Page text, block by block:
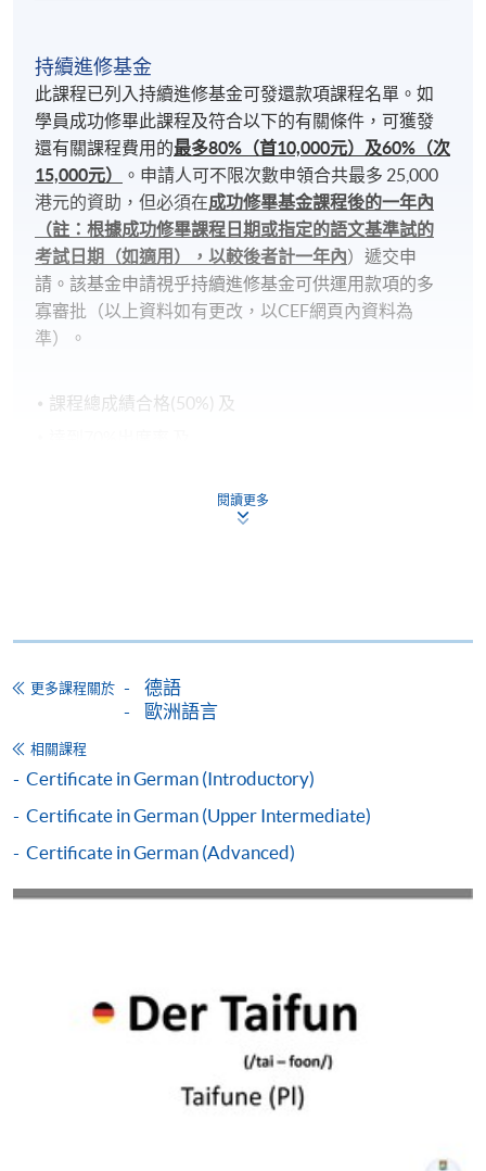
持續進修基金
此課程已列入持續進修基金可發還款項課程名單。如
學員成功修畢此課程及符合以下的有關條件，可獲發
還有關課程費用的最多80%（首10,000元）及60%（次
15,000元）
。申請人可不限次數申領合共最多 25,000
港元的資助，但必須在成功修畢基金課程後的一年內
（註：根據成功修畢課程日期或指定的語文基準試的
考試日期（如適用），以較後者計一年內）遞交申
請。該基金申請視乎持續進修基金可供運用款項的多
寡審批（以上資料如有更改，以CEF網頁內資料為
準）。
課程總成績合格(50%) 及
試中取得要求成績(考試日期必須於課程開始後)，德
語的基準考試為Goethe-Zertifikat A2
cef_sfo@wfsfaa.gov.hk
持續進修基金
本課程在資歴架構下獲得認可 (資歴架構第2級)
閱讀更多
更多課程關於
德語
歐洲語言
相關課程
Certificate in German (Introductory)
Certificate in German (Upper Intermediate)
Certificate in German (Advanced)